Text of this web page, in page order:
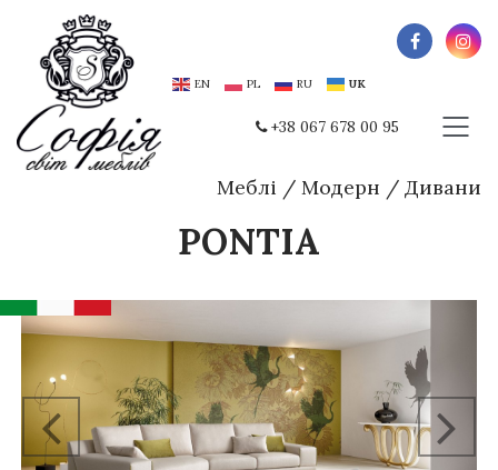
EN PL RU UK
+38 067 678 00 95
Меблі / Модерн / Дивани
PONTIA